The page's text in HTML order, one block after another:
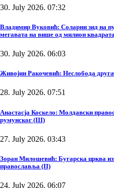
30. July 2026. 07:32
Владимир Вуковић: Соларни зид на
мегавата на више од милион квадрата
30. July 2026. 06:03
Живојин Ракочевић: Неслобода
28. July 2026. 07:51
Анастасја Коскело: Молдавски
румунског (III)
27. July 2026. 03:43
Зоран Милошевић: Бугарска црква
православља (II)
24. July 2026. 06:07